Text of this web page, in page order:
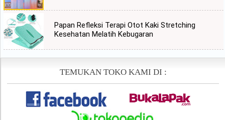
Papan Refleksi Terapi Otot Kaki Stretching
Kesehatan Melatih Kebugaran
TEMUKAN TOKO KAMI DI :